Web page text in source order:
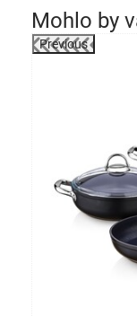
Mohlo by
Previous